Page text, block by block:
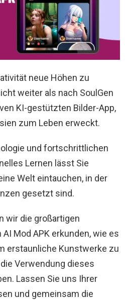
neue Höhen zu
weiter als nach SoulGen
KI-gestützten Bilder-App,
zum Leben erweckt.
und fortschrittlichen
Lernen lässt Sie
Welt eintauchen, in der
gesetzt sind.
wir die großartigen
Mod APK erkunden, wie es
erstaunliche Kunstwerke zu
Verwendung dieses
Lassen Sie uns Ihrer
und gemeinsam die